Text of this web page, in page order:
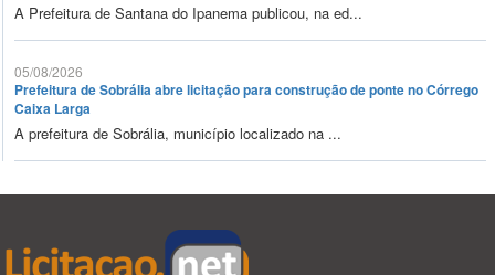
A Prefeitura de Santana do Ipanema publicou, na ed...
05/08/2026
Prefeitura de Sobrália abre licitação para construção de ponte no Córrego
Caixa Larga
A prefeitura de Sobrália, município localizado na ...